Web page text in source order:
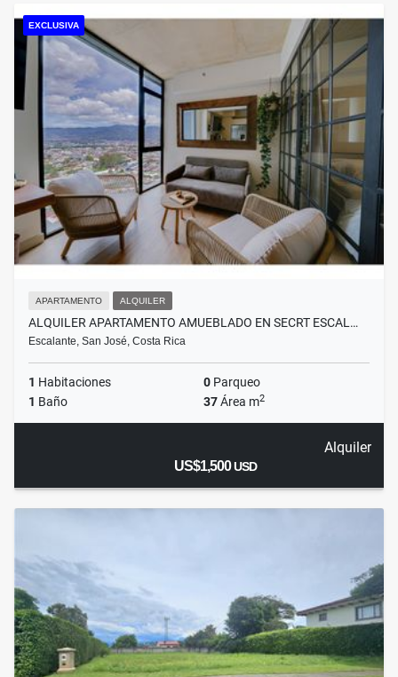
EXCLUSIVA
APARTAMENTO ALQUILER
ALQUILER APARTAMENTO AMUEBLADO EN SECRT ESCAL…
Escalante, San José, Costa Rica
1 Habitaciones 0 Parqueo
1 Baño 37Área m2
Alquiler
US$1,500USD